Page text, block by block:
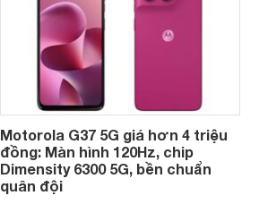
Motorola G37 5G giá hơn 4 triệu
đồng: Màn hình 120Hz, chip
Dimensity 6300 5G, bền chuẩn
quân đội